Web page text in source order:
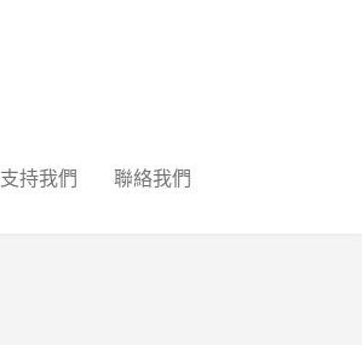
支持我們
聯絡我們